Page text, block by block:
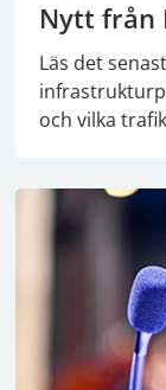
Nytt från
Läs det
och vilka